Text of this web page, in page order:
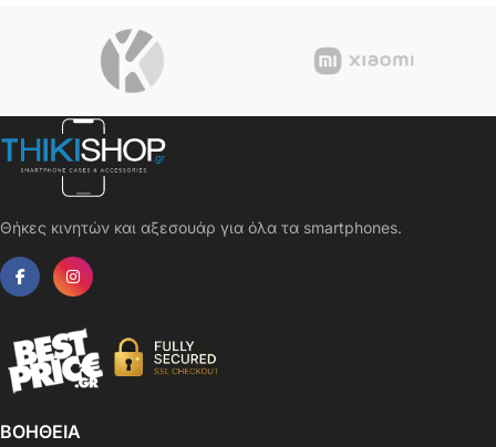
Θήκες κινητών και αξεσουάρ για όλα τα smartphones.
ΒΟΗΘΕΙΑ